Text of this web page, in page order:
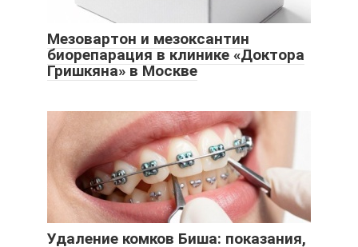
Мезовартон и мезоксантин
биорепарация в клинике «Доктора
Гришкяна» в Москве
Удаление комков Биша: показания,